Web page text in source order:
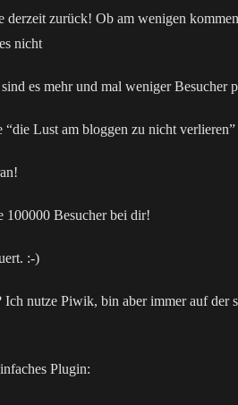
derzeit zurück! Ob am wenigen
nicht
es mehr und mal weniger Besucher
“die Lust am bloggen zu nicht verlieren”
Besucher bei dir!
:-)
nutze Piwik, bin aber immer auf der
Plugin: